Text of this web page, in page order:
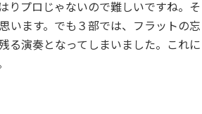
りプロじゃないので難しいですね。そ
います。でも３部では、フラットの忘
る演奏となってしまいました。これに